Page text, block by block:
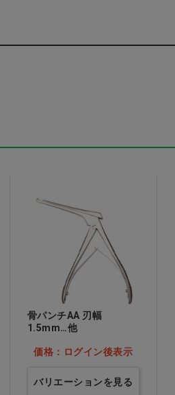
アイテム
示
骨パンチAA 刃幅
1.5mm…他
価格：ログイン後表示
バリエーションを見る